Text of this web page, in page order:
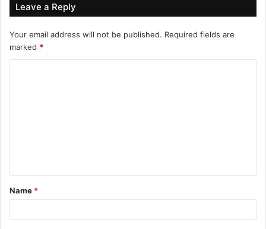
Leave a Reply
Your email address will not be published. Required fields are
marked *
t
*
Name *